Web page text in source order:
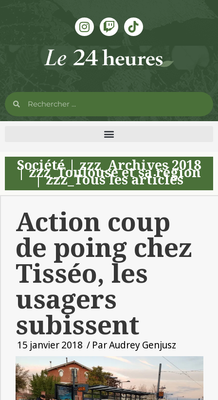
Société|zzz_Archives 2018
|zzz_Toulouse et sa région
|zzz_Tous les articles
Action coup
de poing chez
Tisséo, les
usagers
subissent
15 janvier 2018 / ParAudrey Genjusz